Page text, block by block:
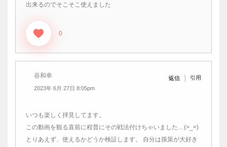
出来るのでそこそこ使えました
0
谷和幸
2023年 6月 27日 8:05pm
返信 引用
いつも楽しく拝見してます。
この動画を観る直前に程普にその戦法付けちゃいました…(>_<)
とりあえず、使えるかどうか検証します。 自分は孫策が大好き